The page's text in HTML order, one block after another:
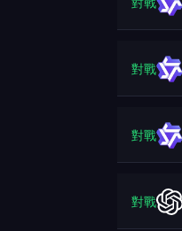
對戰
對戰
對戰